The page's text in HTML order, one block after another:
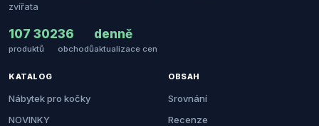
zvířata
107 302
produktů
36
obchodů
denně
aktualizace cen
KATALOG
Nábytek pro kočky
NOVINKY
OBSAH
Srovnání
Recenze